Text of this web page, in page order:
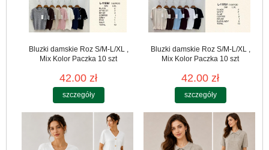
Bluzki damskie Roz S/M-L/XL ,
Mix Kolor Paczka 10 szt
42.00 zł
szczegóły
Bluzki damskie Roz S/M-L/XL ,
Mix Kolor Paczka 10 szt
42.00 zł
szczegóły